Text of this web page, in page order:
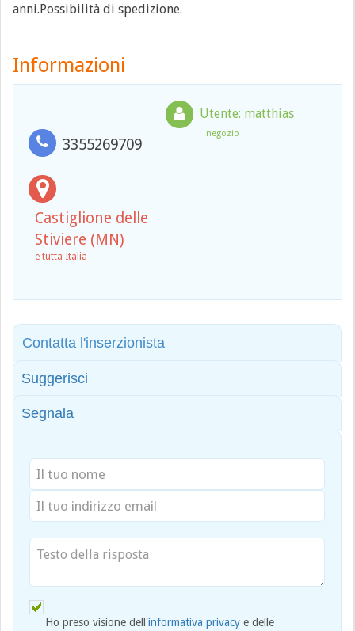
anni.Possibilità di spedizione.
Informazioni
3355269709
Utente: matthias
negozio
Castiglione delle
Stiviere (MN)
e tutta Italia
Contatta l'inserzionista
Suggerisci
Segnala
Ho preso visione dell'informativa privacy e delle